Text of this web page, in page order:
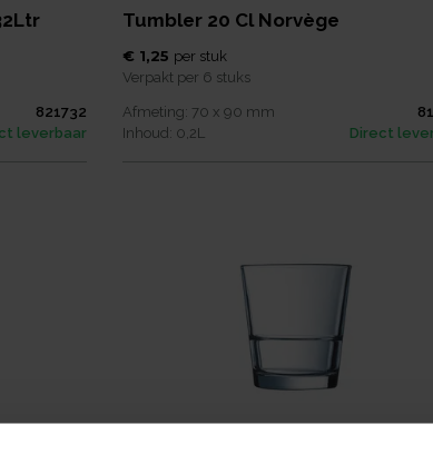
821732
leverbaar
Tumbler 20 Cl Norvège
€ 1,25 per stuk
Verpakt per 6 stuks
Afmeting: 70 x 90 mm
Inhoud: 0,2L
Direct